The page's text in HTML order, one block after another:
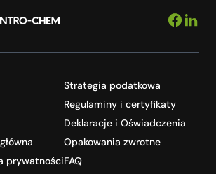
prywatności
Strategia podatkowa
Regulaminy i certyfikaty
Deklaracje i Oświadczenia
Opakowania zwrotne
FAQ